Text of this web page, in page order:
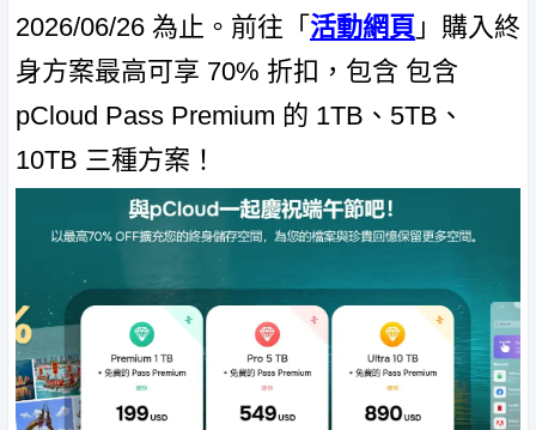
2026/06/26 為止。前往「 活動網頁 」購入終
身方案最高可享 70% 折扣，包含 包含
pCloud Pass Premium 的 1TB、5TB、
10TB 三種方案！